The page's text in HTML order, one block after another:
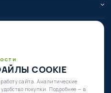
COOKIE
сайта. Аналитические
покупки. Подробнее — в